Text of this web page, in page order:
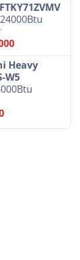
Heavy
W5